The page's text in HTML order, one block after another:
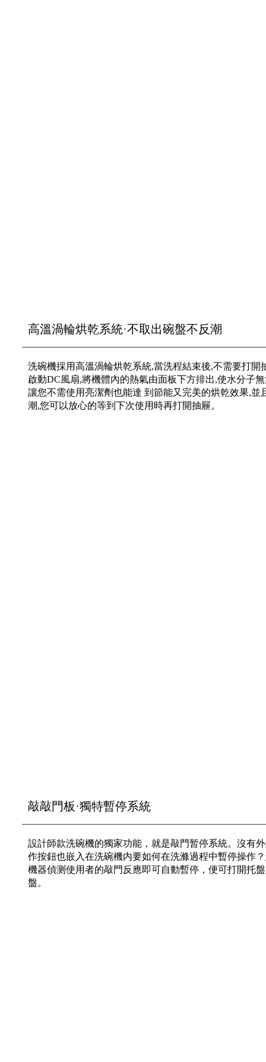
高溫渦輪烘乾系統·不取出碗盤不反潮
洗碗機採用高溫渦輪烘乾系統,當洗程結束後,不需要打開
啟動DC風扇,將機體內的熱氣由面板下方排出,使水分子
讓您不需使用亮潔劑也能達 到節能又完美的烘乾效果,並
潮,您可以放心的等到下次使用時再打開抽屜。
敲敲門板·獨特暫停系統
設計師款洗碗機的獨家功能，就是敲門暂停系統。沒有
作按鈕也嵌入在洗碗機内要如何在洗滌過程中暫停操作
機器偵测使用者的敲門反應即可自動暫停，便可打開托
盤。